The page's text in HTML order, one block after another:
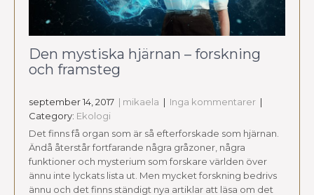
Den mystiska hjärnan – forskning
och framsteg
september 14, 2017 | mikaela | Inga kommentarer |
Category: Ekologi
Det finns få organ som är så efterforskade som hjärnan.
Ändå återstår fortfarande några gråzoner, några
funktioner och mysterium som forskare världen över
ännu inte lyckats lista ut. Men mycket forskning bedrivs
ännu och det finns ständigt nya artiklar att läsa om det